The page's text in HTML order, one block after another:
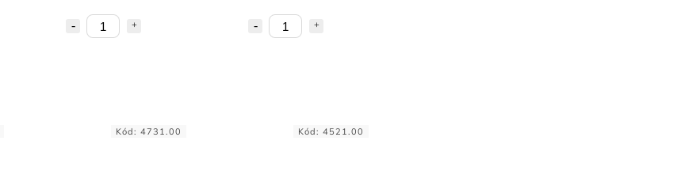
Kód: 4731.00 Kód: 4521.00